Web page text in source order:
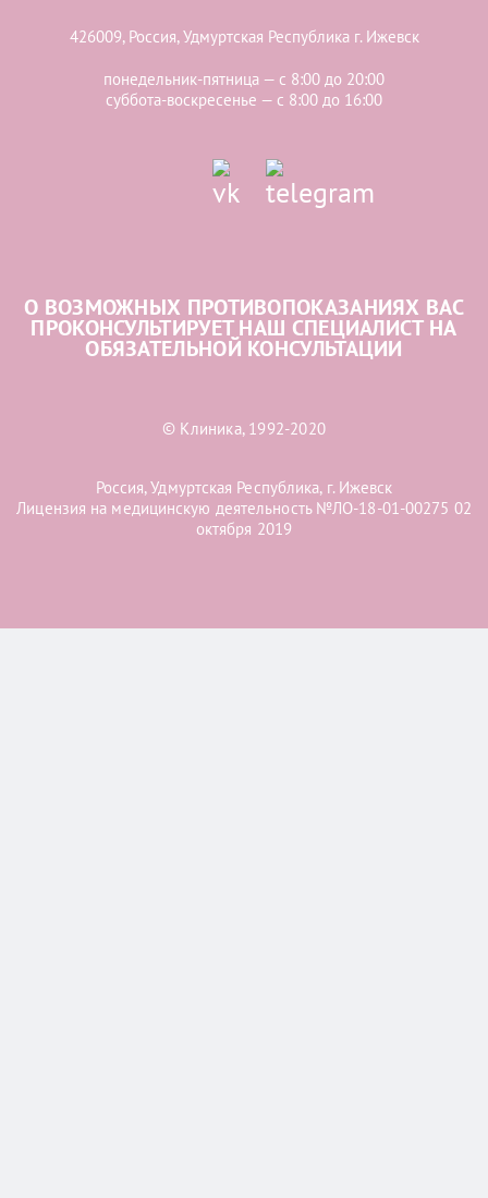
426009, Россия, Удмуртская Республика г. Ижевск
понедельник-пятница — с 8:00 до 20:00
суббота-воскресенье — с 8:00 до 16:00
О ВОЗМОЖНЫХ ПРОТИВОПОКАЗАНИЯХ ВАС
ПРОКОНСУЛЬТИРУЕТ НАШ СПЕЦИАЛИСТ НА
ОБЯЗАТЕЛЬНОЙ КОНСУЛЬТАЦИИ
© Клиника, 1992-2020
Россия, Удмуртская Республика, г. Ижевск
Лицензия на медицинскую деятельность №ЛО-18-01-00275 02
октября 2019